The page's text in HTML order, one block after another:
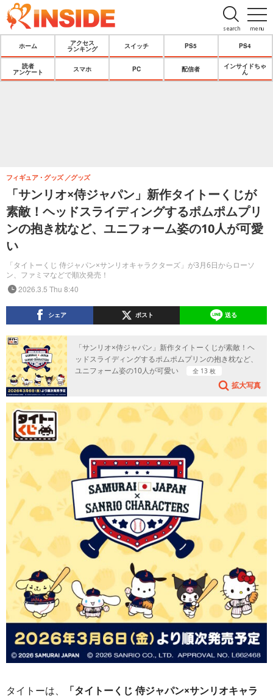
menu
search
ホーム
アクセス
ランキング
スイッチ PS5 PS4
読者
アンケート
スマホ PC 配信者
インサイドちゃ
ん
「サンリオ×侍ジャパン」新作タイトーくじが
素敵！ヘッドスライディングするポムポムプリ
ンの抱き枕など、ユニフォーム姿の10人が可愛
い
「タイトーくじ 侍ジャパン×サンリオキャラクターズ」が3月6日からローソ
ン、ファミマなどで順次発売！
フィギュア・グッズ グッズ
2026.3.5 Thu 8:40
シェア ポスト 送る
「サンリオ×侍ジャパン」新作タイトーくじが素敵！ヘ
ッドスライディングするポムポムプリンの抱き枕など、
ユニフォーム姿の10人が可愛い
全 13 枚
拡大写真
タイトーは、
「タイトーくじ 侍ジャパン×サンリオキャラ